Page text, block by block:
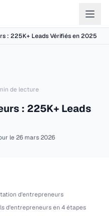
: 225K+ Leads Vérifiés en 2025
de lecture
: 225K+ Leads
le26 mars 2026
d'entrepreneurs
d'entrepreneurs en 4 étapes